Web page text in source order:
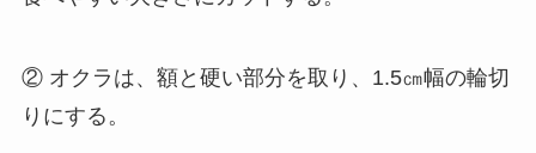
② オクラは、額と硬い部分を取り、1.5㎝幅の輪切
りにする。